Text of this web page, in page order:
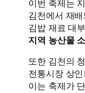
이번 축제는
김천에서 재
김밥 재료 대
지역 농산물
또한 김천의
전통시장 상
이는 축제가